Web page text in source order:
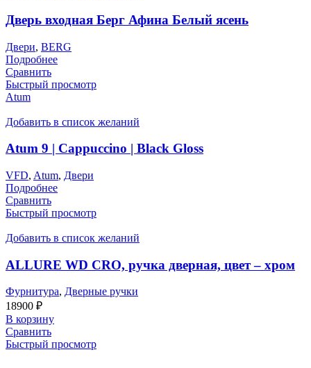
Дверь входная Берг Афина Белый ясень
Двери, BERG
Подробнее
Сравнить
Быстрый просмотр
Atum
Добавить в список желаний
Atum 9 | Cappuccino | Black Gloss
VFD, Atum, Двери
Подробнее
Сравнить
Быстрый просмотр
Добавить в список желаний
ALLURE WD CRO, ручка дверная, цвет – хром
Фурнитура, Дверные ручки
18900 ₽
В корзину
Сравнить
Быстрый просмотр